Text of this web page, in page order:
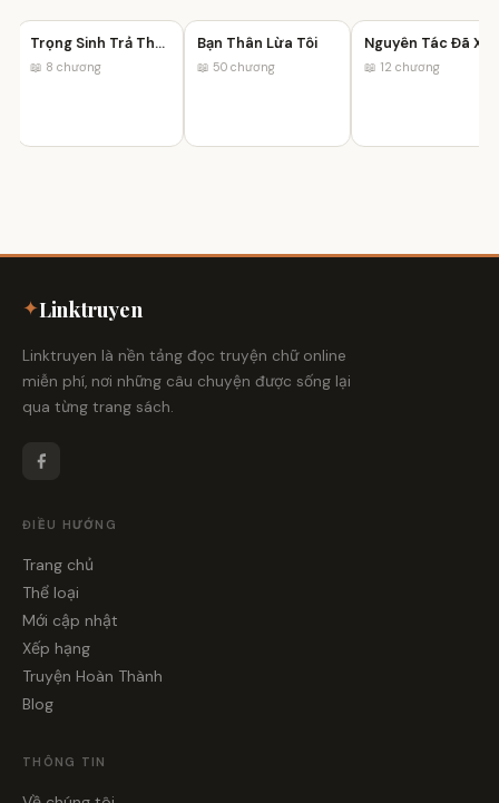
Trọng Sinh Trả Thù: Mưu Đồ Của Mẹ Con Kẻ Phản Bội
📖 8 chương
Bạn Thân Lừa Tôi
📖 50 chương 📖 12 chương
✦Linktruyen
Linktruyen là nền tảng đọc truyện chữ online
miễn phí, nơi những câu chuyện được sống lại
qua từng trang sách.
ĐIỀU HƯỚNG
Trang chủ
Thể loại
Mới cập nhật
Xếp hạng
Truyện Hoàn Thành
Blog
THÔNG TIN